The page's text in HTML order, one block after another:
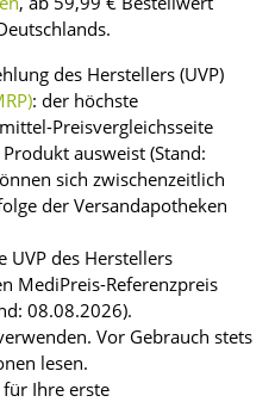
des Herstellers (UVP)
: der höchste
Preisvergleichsseite
ausweist (Stand:
sich zwischenzeitlich
der Versandapotheken
UVP des Herstellers
MediPreis-Referenzpreis
08.08.2026).
Vor Gebrauch stets
lesen.
Ihre erste